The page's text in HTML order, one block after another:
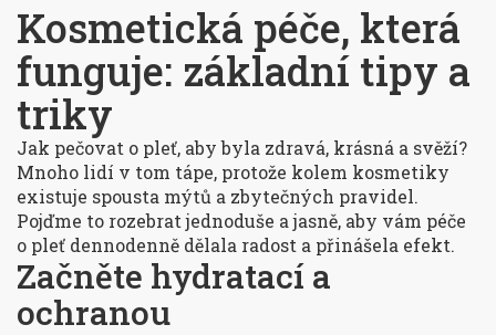
Kosmetická péče, která
funguje: základní tipy a
triky
Jak pečovat o pleť, aby byla zdravá, krásná a svěží?
Mnoho lidí v tom tápe, protože kolem kosmetiky
existuje spousta mýtů a zbytečných pravidel.
Pojďme to rozebrat jednoduše a jasně, aby vám péče
o pleť dennodenně dělala radost a přinášela efekt.
Začněte hydratací a
ochranou